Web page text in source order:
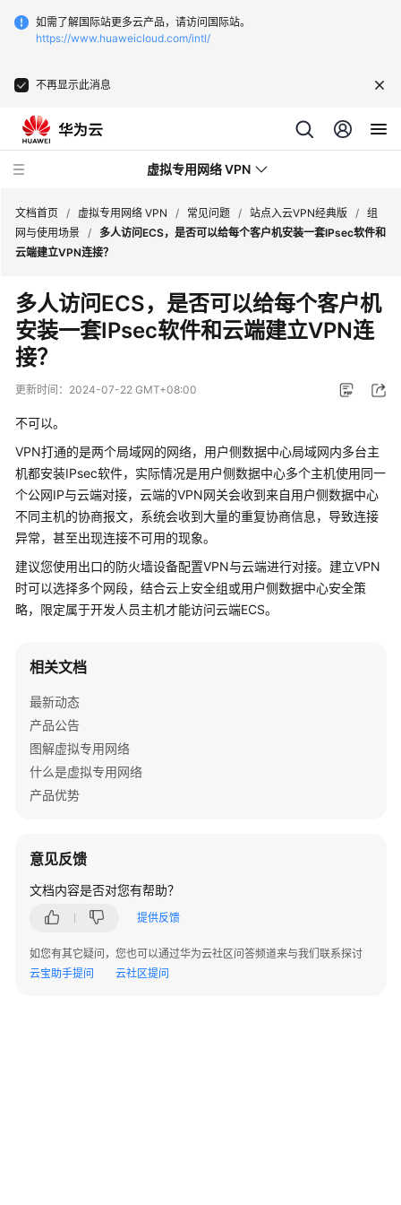
如需了解国际站更多云产品，请访问国际站。
https://www.huaweicloud.com/intl/
不再显示此消息
虚拟专用网络 VPN
动
态
服
务
告
产
品
介
绍
计
费
说
快
入
门
用
户
理
南
文档首页 / 虚拟专用网络 VPN / 常见问题 / 站点入云VPN经典版 / 组
网与使用场景 /
多人访问ECS，是否可以给每个客户机安装一套IPsec软件和
云端建立VPN连接？
多人访问ECS，是否可以给每个客户机
安装一套IPsec软件和云端建立VPN连
接？
更新时间： 2024-07-22 GMT+08:00
不可以。
VPN打通的是两个局域网的网络，用户侧数据中心局域网内多台主
机都安装IPsec软件，实际情况是用户侧数据中心多个主机使用同一
个公网IP与云端对接，云端的VPN网关会收到来自用户侧数据中心
不同主机的协商报文，系统会收到大量的重复协商信息，导致连接
异常，甚至出现连接不可用的现象。
建议您使用出口的防火墙设备配置VPN与云端进行对接。建立VPN
时可以选择多个网段，结合云上安全组或用户侧数据中心安全策
略，限定属于开发人员主机才能访问云端ECS。
相关文档
最新动态
产品公告
图解虚拟专用网络
什么是虚拟专用网络
产品优势
意见反馈
文档内容是否对您有帮助？
提供反馈
如您有其它疑问，您也可以通过华为云社区问答频道来与我们联系探讨
云宝助手提问
云社区提问